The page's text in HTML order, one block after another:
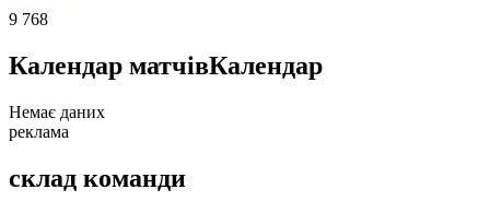
9 768
Календар матчівКалендар
Немає даних
реклама
склад команди